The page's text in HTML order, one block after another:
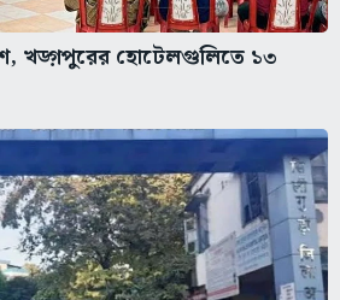
খড়্গপুরের হোটেলগুলিতে ১৩